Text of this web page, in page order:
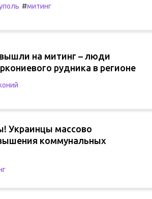
#митинг
на митинг – люди
рудника в регионе
Украинцы массово
коммунальных